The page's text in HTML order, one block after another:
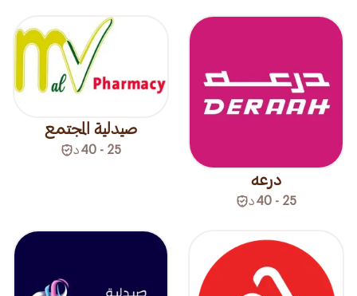
درعه
25 - 40 د
صيدلية المجتمع
25 - 40 د